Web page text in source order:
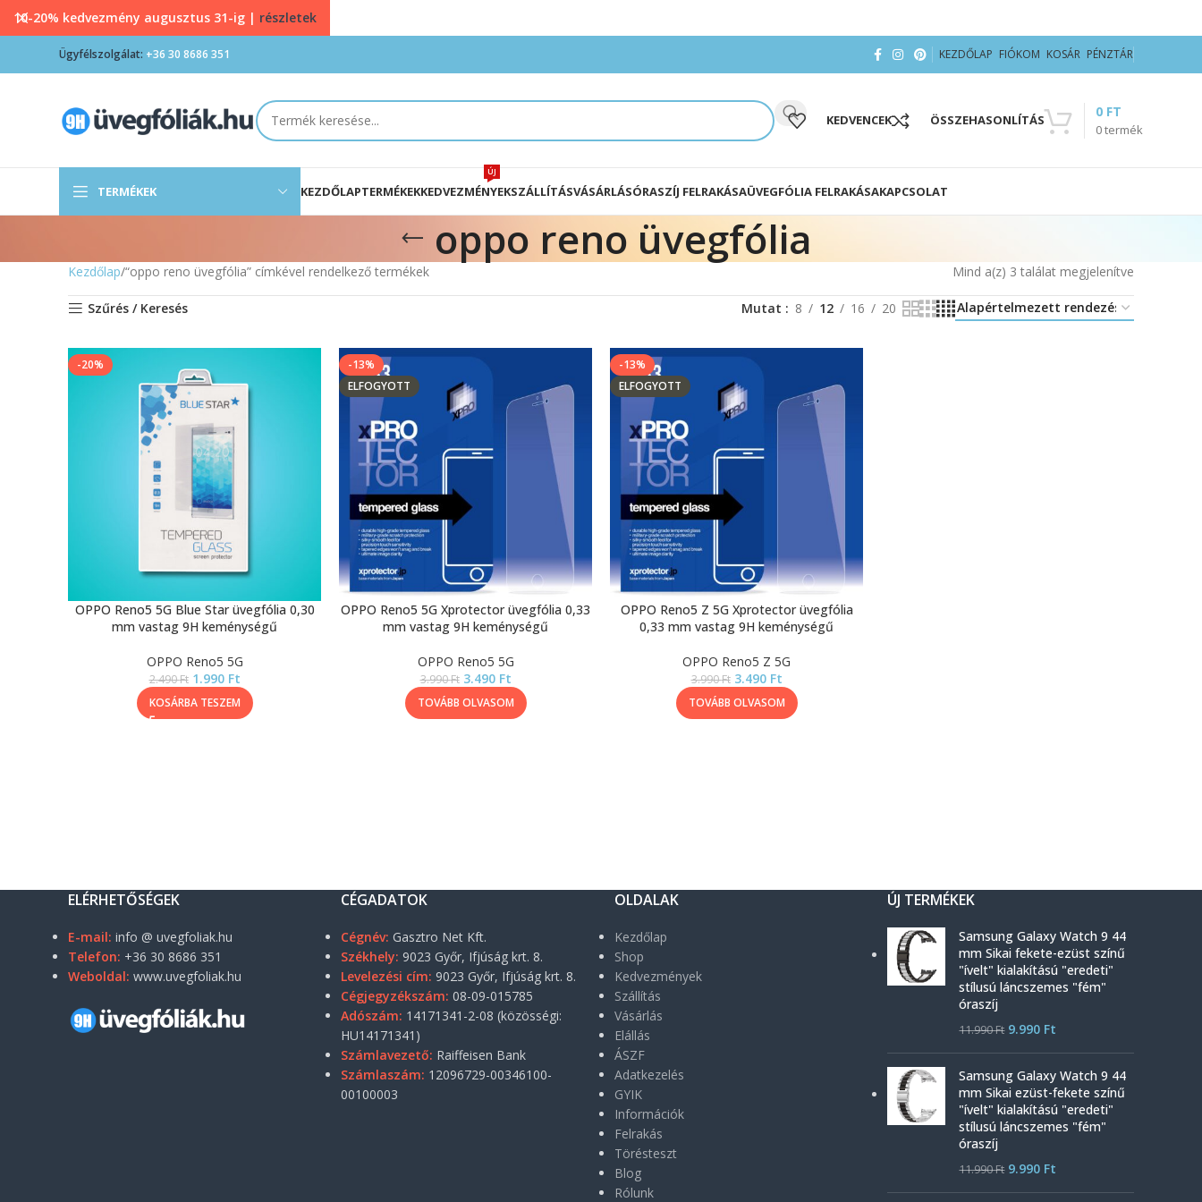
Ügyfélszolgálat: +36 30 8686 351 KEZDŐLAP FIÓKOM KOSÁR PÉNZTÁR
KEDVENCEK ÖSSZEHASONLÍTÁS
0termék
0 FT
TERMÉKEK KEZDŐLAPTERMÉKEKKEDVEZMÉNYEK
ÚJ
SZÁLLÍTÁSVÁSÁRLÁSÓRASZÍJ FELRAKÁSAÜVEGFÓLIA FELRAKÁSAKAPCSOLAT
oppo reno üvegfólia
Kezdőlap “oppo reno üvegfólia” címkével rendelkező termékek Mind a(z) 3 találat megjelenítve
Szűrés / Keresés Mutat 8 12 16 20
-20%
OPPO Reno5 5G Blue Star üvegfólia 0,30
mm vastag 9H keménységű
OPPO Reno5 5G
2.490Ft 1.990 Ft
KOSÁRBA TESZEM
-13%
ELFOGYOTT
OPPO Reno5 5G Xprotector üvegfólia 0,33
mm vastag 9H keménységű
OPPO Reno5 5G
3.990Ft 3.490 Ft
TOVÁBB OLVASOM
-13%
ELFOGYOTT
OPPO Reno5 Z 5G Xprotector üvegfólia
0,33 mm vastag 9H keménységű
OPPO Reno5 Z 5G
3.990Ft 3.490 Ft
TOVÁBB OLVASOM
ELÉRHETŐSÉGEK
E-mail: info @ uvegfoliak.hu
Telefon: +36 30 8686 351
Weboldal: www.uvegfoliak.hu
CÉGADATOK
Cégnév: Gasztro Net Kft.
Székhely: 9023 Győr, Ifjúság krt. 8.
Levelezési cím: 9023 Győr, Ifjúság krt. 8.
Cégjegyzékszám: 08-09-015785
Adószám: 14171341-2-08 (közösségi:
HU14171341)
Számlavezető: Raiffeisen Bank
Számlaszám: 12096729-00346100-
00100003
OLDALAK
Kezdőlap
Shop
Kedvezmények
Szállítás
Vásárlás
Elállás
ÁSZF
Adatkezelés
GYIK
Információk
Felrakás
Törésteszt
Blog
Rólunk
ÚJ TERMÉKEK
Samsung Galaxy Watch 9 44
mm Sikai fekete-ezüst színű
"ívelt" kialakítású "eredeti"
stílusú láncszemes "fém"
óraszíj
11.990Ft 9.990 Ft
Samsung Galaxy Watch 9 44
mm Sikai ezüst-fekete színű
"ívelt" kialakítású "eredeti"
stílusú láncszemes "fém"
óraszíj
11.990Ft 9.990 Ft
10-20% kedvezmény augusztus 31-ig | részletek